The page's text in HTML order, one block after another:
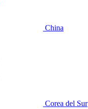
China
Corea del Sur